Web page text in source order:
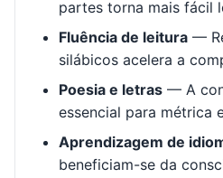
partes torna mais fácil
Fluência de leitura —
silábicos acelera a
Poesia e letras — A
essencial para métrica
Aprendizagem de
beneficiam-se da